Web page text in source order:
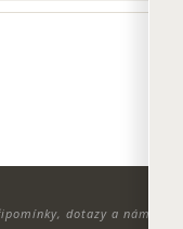
dotazy a náměty